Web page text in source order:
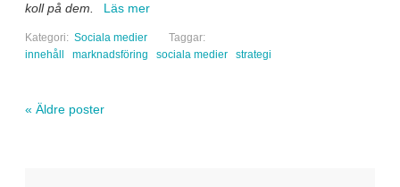
koll på dem.
Läs mer
Kategori: Sociala medier
Taggar:
innehåll
marknadsföring sociala medier strategi
« Äldre poster